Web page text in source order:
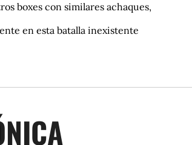
boxes con similares achaques,
en esta batalla inexistente